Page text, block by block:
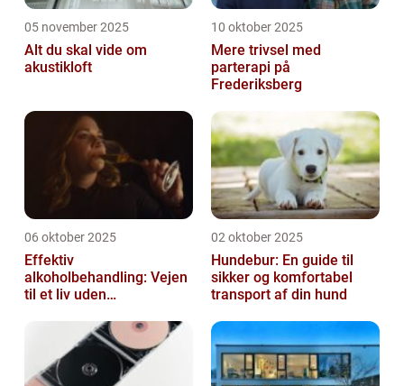
05 november 2025
Alt du skal vide om
akustikloft
10 oktober 2025
Mere trivsel med
parterapi på
Frederiksberg
06 oktober 2025
Effektiv
alkoholbehandling: Vejen
til et liv uden
02 oktober 2025
Hundebur: En guide til
sikker og komfortabel
transport af din hund